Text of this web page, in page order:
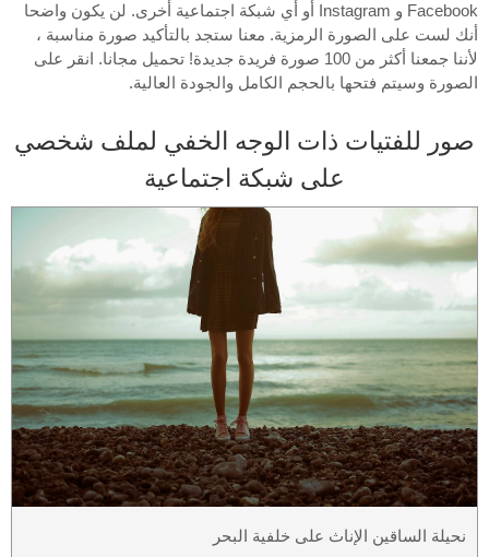
Facebook و Instagram أو أي شبكة اجتماعية أخرى. لن يكون واضحا
أنك لست على الصورة الرمزية. معنا ستجد بالتأكيد صورة مناسبة ،
لأننا جمعنا أكثر من 100 صورة فريدة جديدة! تحميل مجانا. انقر على
الصورة وسيتم فتحها بالحجم الكامل والجودة العالية.
صور للفتيات ذات الوجه الخفي لملف شخصي
على شبكة اجتماعية
نحيلة الساقين الإناث على خلفية البحر